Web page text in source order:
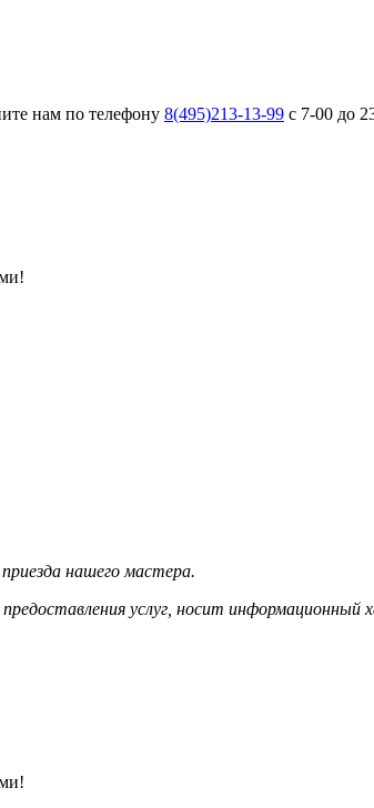
нам по телефону 8(495)213-13-99 с 7-00 до
нашего мастера.
услуг, носит информационный